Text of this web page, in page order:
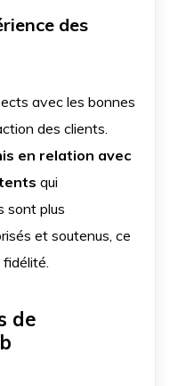
des
avec les bonnes
des clients.
en relation avec
qui
sont plus
et soutenus, ce
de